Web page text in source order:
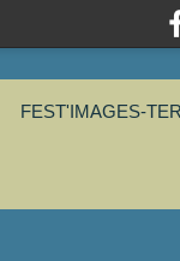
FEST'IMAGES-